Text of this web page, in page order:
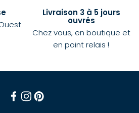
Livraison 3 à 5 jours
ouvrés
Chez vous, en boutique et
en point relais !